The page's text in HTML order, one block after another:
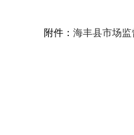
附件：海丰县市场监
海丰县市
2025年